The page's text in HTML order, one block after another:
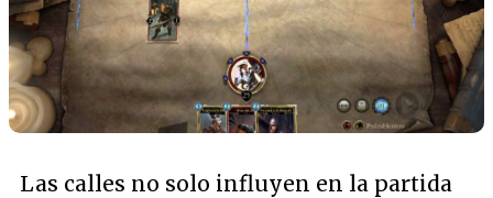
Las calles no solo influyen en la partida